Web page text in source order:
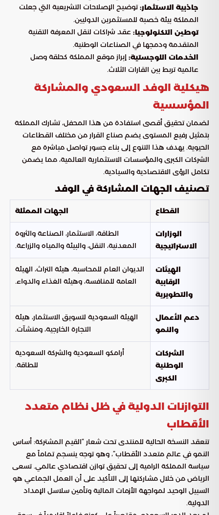
جاذبية الاستثمار:توضيح الإصلاحات التشريعية التي جعلت
المملكة بيئة خصبة للمستثمرين الدوليين.
توطين التكنولوجيا: عقد شراكات لنقل المعرفة التقنية
المتقدمة ودمجها في الصناعات الوطنية.
الخدمات اللوجستية: إبراز موقع المملكة كحلقة وصل
عالمية تربط بين القارات الثلاث.
هيكلية الوفد السعودي والمشاركة
المؤسسية
لضمان تحقيق أقصى استفادة من هذا المحفل، تشارك المملكة
بتمثيل رفيع المستوى يضم صناع القرار من مختلف القطاعات
الحيوية. يهدف هذا التنوع إلى بناء جسور تواصل مباشرة مع
الشركات الكبرى والمؤسسات الاستثمارية العالمية، مما يضمن
تكامل الرؤى الاقتصادية والسيادية.
تصنيف الجهات المشاركة في الوفد
القطاع الجهات الممثلة
الوزارات
الاستراتيجية
الطاقة، الاستثمار، الصناعة والثروة
المعدنية، النقل، والبيئة والمياه والزراعة.
الهيئات
الرقابية
والتطويرية
الديوان العام للمحاسبة، هيئة التراث، الهيئة
العامة للمنافسة، وهيئة الغذاء والدواء.
دعم الأعمال
والنمو
الهيئة السعودية لتسويق الاستثمار، هيئة
التجارة الخارجية، ومنشآت.
الشركات
الوطنية
الكبرى
أرامكو السعودية والشركة السعودية
للطاقة.
التوازنات الدولية في ظل نظام متعدد
الأقطاب
تنعقد النسخة الحالية للمنتدى تحت شعار “القيم المشتركة: أساس
النمو في عالم متعدد الأقطاب”، وهو توجه ينسجم تماماً مع
سياسة المملكة الرامية إلى تحقيق توازن اقتصادي عالمي. تسعى
الرياض من خلال مشاركتها إلى التأكيد على أن العمل الجماعي هو
السبيل الوحيد لمواجهة الأزمات المالية وتأمين سلاسل الإمداد
الدولية.